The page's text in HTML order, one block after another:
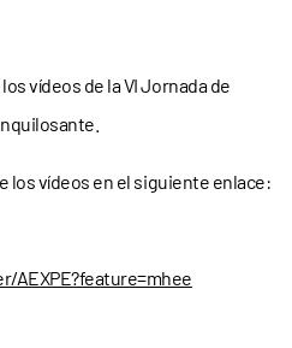
vídeos de la VI Jornada de
los vídeos en el siguiente enlace:
AEXPE?feature=mhee